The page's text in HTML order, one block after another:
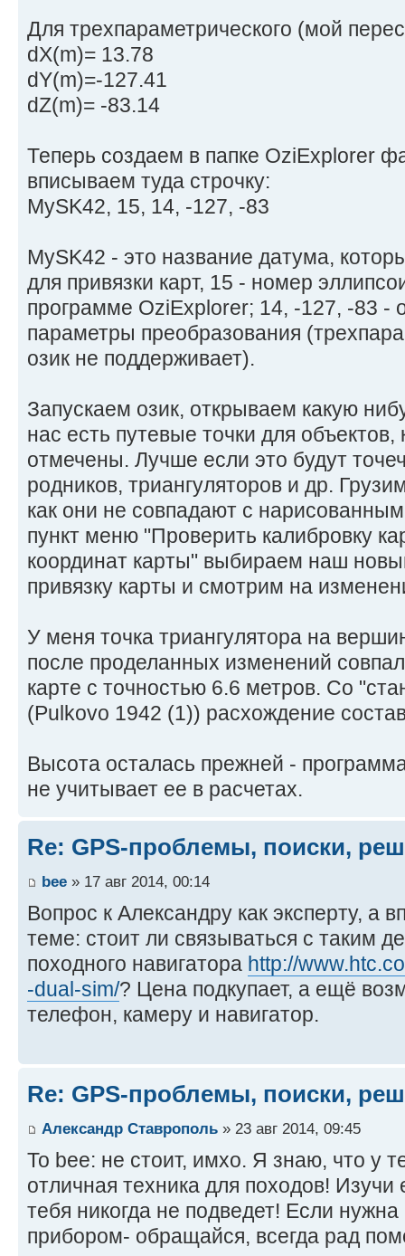
Для трехпараметрического (мой
dX(m)= 13.78
dY(m)=-127.41
dZ(m)= -83.14
Теперь создаем в папке OziExplorer
вписываем туда строчку:
MySK42, 15, 14, -127, -83
MySK42 - это название датума,
для привязки карт, 15 - номер
программе OziExplorer; 14, -127, -83 -
параметры преобразования
озик не поддерживает).
Запускаем озик, открываем какую
нас есть путевые точки для
отмечены. Лучше если это будут
родников, триангуляторов и др.
как они не совпадают с
пункт меню "Проверить калибровку
координат карты" выбираем наш
привязку карты и смотрим на
У меня точка триангулятора на
после проделанных изменений
карте с точностью 6.6 метров. Со
(Pulkovo 1942 (1)) расхождение
Высота осталась прежней -
не учитывает ее в расчетах.
Re: GPS-проблемы, поиски,
bee » 17 авг 2014, 00:14
Вопрос к Александру как эксперту, а
теме: стоит ли связываться с таким
походного навигатора http://
-dual-sim/? Цена подкупает, а ещё
телефон, камеру и навигатор.
Re: GPS-проблемы, поиски,
Александр Ставрополь » 23 авг 2014, 09:45
То bee: не стоит, имхо. Я знаю, что у
отличная техника для походов! Изучи
тебя никогда не подведет! Если
прибором- обращайся, всегда рад